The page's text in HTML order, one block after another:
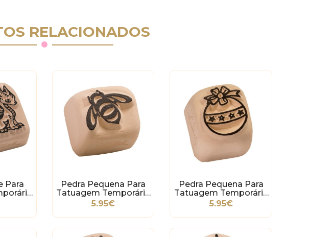
RELACIONADOS
Para
Pedra Pequena Para
Tatuagem Temporária
- Abelha
5.95€
Pedra Pequena Para
Tatuagem Temporária
- Bola De Natal
5.95€